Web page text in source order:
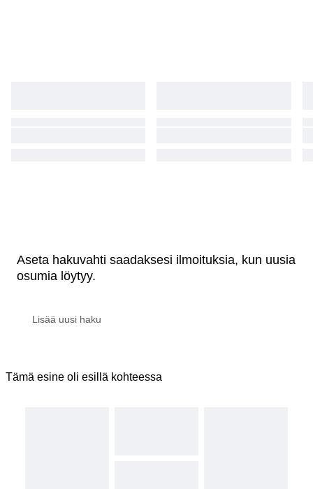
Aseta hakuvahti saadaksesi ilmoituksia, kun uusia
osumia löytyy.
Tämä esine oli esillä kohteessa